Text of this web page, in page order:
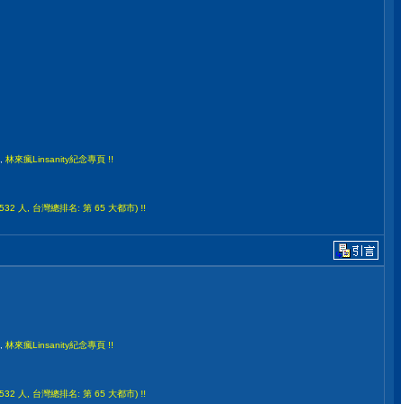
林來瘋Linsanity紀念專頁 !!
人, 台灣總排名: 第 65 大都市) !!
林來瘋Linsanity紀念專頁 !!
人, 台灣總排名: 第 65 大都市) !!